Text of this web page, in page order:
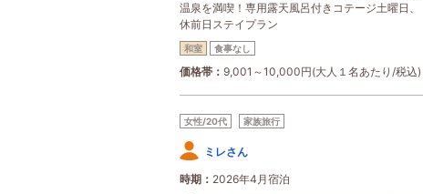
温泉を満喫！専用露天風呂付きコテージ土曜日、
休前日ステイプラン
和室 食事なし
価格帯 9,001～10,000円(大人１名あたり/税込)
女性/20代 家族旅行
ミレさん
時期
2026年4月宿泊